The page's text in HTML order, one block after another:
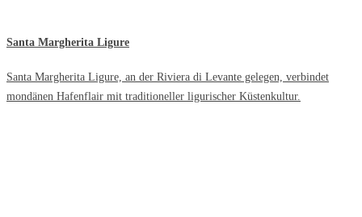
Santa Margherita Ligure
Santa Margherita Ligure, an der Riviera di Levante gelegen, verbindet
mondänen Hafenflair mit traditioneller ligurischer Küstenkultur.